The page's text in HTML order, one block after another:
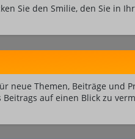
Sie den Smilie, den Sie in
neue Themen, Beiträge und
auf einen Blick zu